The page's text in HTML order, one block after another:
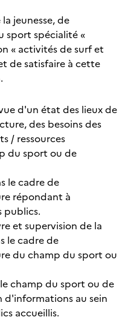
jeunesse, de
sport spécialité «
« activités de surf et
de satisfaire à cette
d'un état des lieux de
des besoins des
/ ressources
du sport ou de
le cadre de
répondant à
publics.
et supervision de la
le cadre de
du champ du sport ou
champ du sport ou de
d'informations au sein
accueillis.